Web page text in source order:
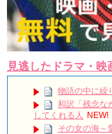
見逃したドラマ・
物語の中に繰
和訳「残念な
してくれる人
NEW!
その女の海